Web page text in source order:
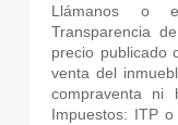
Llámanos o
Transparencia
precio publicado
venta del
compraventa ni
Impuestos: ITP